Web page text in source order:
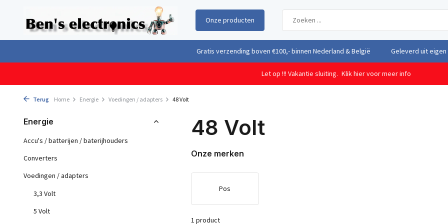
Onze producten
Geleverd uit eigen voorraad vanuit ons magazijn in Nederland Gratis
Let op !!! Vakantie sluiting. Klik hier voor meer info
Terug Home Energie Voedingen / adapters 48 Volt
Energie
Accu's / batterijen / baterijhouders
Converters
Voedingen / adapters
3,3 Volt
5 Volt
48 Volt
Onze merken
Pos
1 product